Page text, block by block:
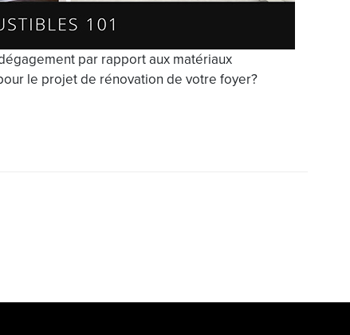
par rapport aux matériaux
le projet de rénovation de votre foyer?